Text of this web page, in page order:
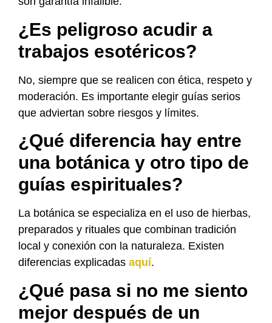
¿Es peligroso acudir a
trabajos esotéricos?
No, siempre que se realicen con ética, respeto y
moderación. Es importante elegir guías serios
que adviertan sobre riesgos y límites.
¿Qué diferencia hay entre
una botánica y otro tipo de
guías espirituales?
La botánica se especializa en el uso de hierbas,
preparados y rituales que combinan tradición
local y conexión con la naturaleza. Existen
diferencias explicadas aquí.
¿Qué pasa si no me siento
mejor después de un